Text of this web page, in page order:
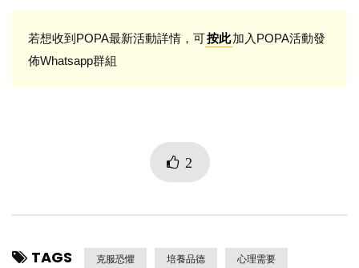
若想收到POPA最新活動詳情，可按此加入POPA活動發
佈Whatsapp群組
2
TAGS 克服恐懼 培養品德 心理需要